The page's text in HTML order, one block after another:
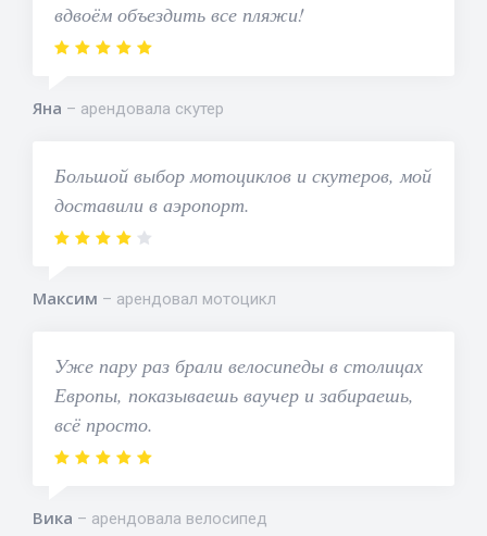
вдвоём объездить все пляжи!
Яна арендовала скутер
Большой выбор мотоциклов и скутеров, мой
доставили в аэропорт.
Максим арендовал мотоцикл
Уже пару раз брали велосипеды в столицах
Европы, показываешь ваучер и забираешь,
всё просто.
Вика арендовала велосипед